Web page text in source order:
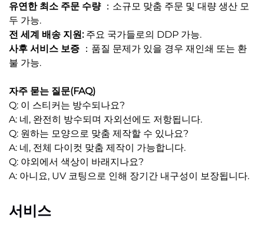
유연한 최소 주문 수량 ：소규모 맞춤 주문 및 대량 생산 모
두 가능.
전 세계 배송 지원: 주요 국가들로의 DDP 가능.
사후 서비스 보증 ：품질 문제가 있을 경우 재인쇄 또는 환
불 가능.
자주 묻는 질문(FAQ)
Q: 이 스티커는 방수되나요?
A: 네, 완전히 방수되며 자외선에도 저항됩니다.
Q: 원하는 모양으로 맞춤 제작할 수 있나요?
A: 네, 전체 다이컷 맞춤 제작이 가능합니다.
Q: 야외에서 색상이 바래지나요?
A: 아니요, UV 코팅으로 인해 장기간 내구성이 보장됩니다.
서비스